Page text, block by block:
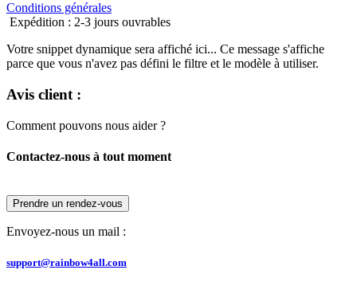
Conditions générales
Expédition : 2-3 jours ouvrables
Votre snippet dynamique sera affiché ici... Ce message s'affiche
parce que vous n'avez pas défini le filtre et le modèle à utiliser.
Avis client :
Comment pouvons nous aider ?
Contactez-nous à tout moment
Prendre un rendez-vous
Envoyez-nous un mail :
support@rainbow4all.com